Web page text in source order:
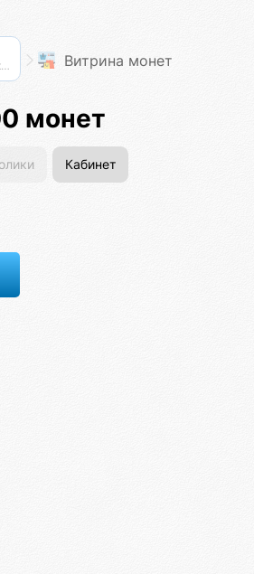
Центральный банк экосистемы Витрина монет
монет
Кабинет